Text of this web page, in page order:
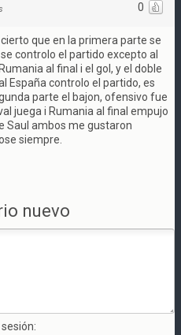
0
que en la primera parte se
controlo el partido excepto al
al final i el gol, y el doble
España controlo el partido, es
parte el bajon, ofensivo fue
juega i Rumania al final empujo
Saul ambos me gustaron
siempre.
nuevo